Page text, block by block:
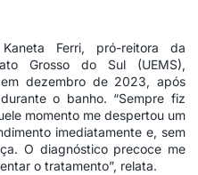
Ferri, pró-reitora da
Grosso do Sul (UEMS),
dezembro de 2023, após
o banho. “Sempre fiz
momento me despertou um
imediatamente e, sem
O diagnóstico precoce me
o tratamento”, relata.